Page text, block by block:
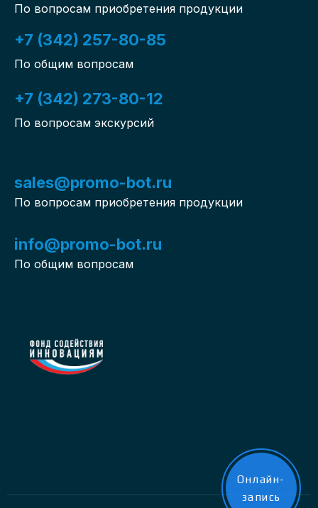
По вопросам приобретения продукции
+7 (342) 257-80-85
По общим вопросам
+7 (342) 273-80-12
По вопросам экскурсий
sales@promo-bot.ru
По вопросам приобретения продукции
info@promo-bot.ru
По общим вопросам
Онлайн-
запись